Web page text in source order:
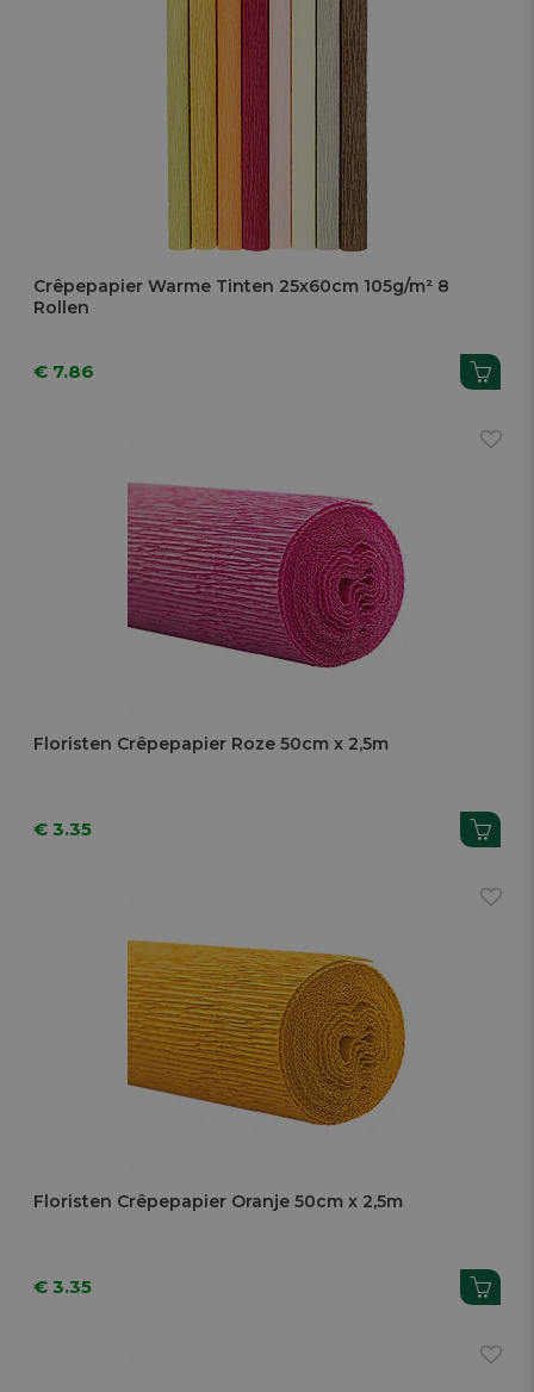
Crêpepapier Warme Tinten 25x60cm 105g/m² 8
Rollen
€ 7.86
Floristen Crêpepapier Roze 50cm x 2,5m
€ 3.35
Floristen Crêpepapier Oranje 50cm x 2,5m
€ 3.35